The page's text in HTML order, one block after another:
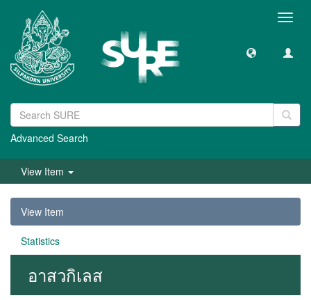
Advanced Search
View Item
View Item
Statistics
อาสวกิเลส